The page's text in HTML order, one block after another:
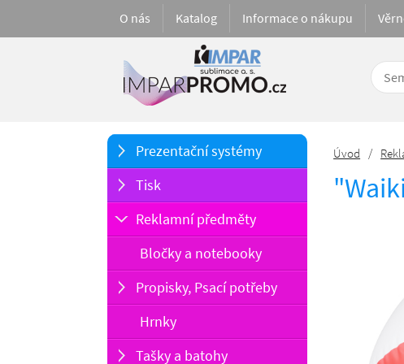
O nás Katalog Informace o nákupu
Prezentační systémy
Tisk
Reklamní předměty
Bločky a notebooky
Propisky, Psací potřeby
Hrnky
Tašky a batohy
Úvod /